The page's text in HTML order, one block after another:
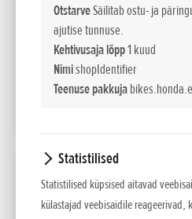
OtstarveSäilitab ostu- ja
ajutise tunnuse.
Kehtivusaja lõpp1 kuud
NimishopIdentifier
Teenuse pakkuja
Statistilised
Statistilised küpsised aitavad
külastajad veebisaidile reageerivad,
Maksumus
EUR sis. km 24%
Liising kuus
Võimsus